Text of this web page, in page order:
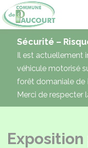
Sécurité –
Il est actuellement
véhicule motorisé
forêt domaniale de
Merci de respecter